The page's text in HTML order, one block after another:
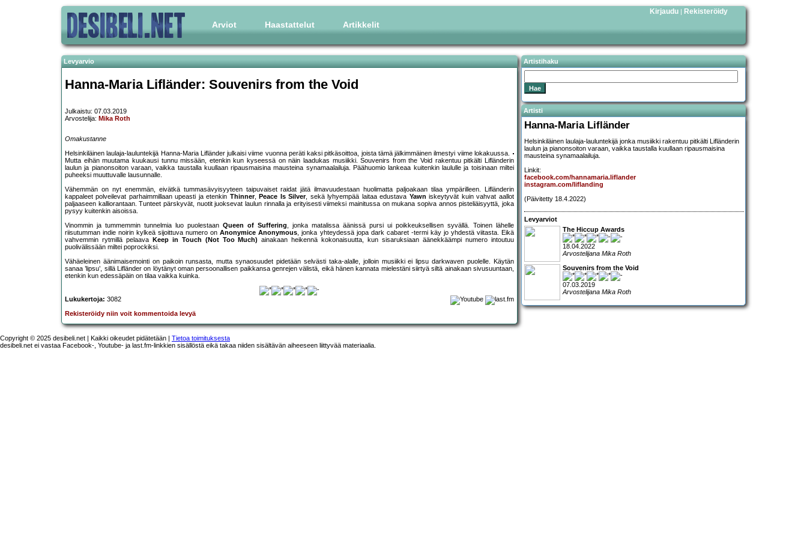
Arviot Haastattelut Artikkelit
Kirjaudu | Rekisteröidy
Levyarvio
Hanna-Maria Lifländer: Souvenirs from the Void
Julkaistu: 07.03.2019
Arvostelija: Mika Roth
Omakustanne
Helsinkiläinen laulaja-lauluntekijä Hanna-Maria Lifländer julkaisi viime vuonna peräti kaksi pitkäsoittoa, joista tämä jälkimmäinen ilmestyi viime lokakuussa.
Mutta eihän muutama kuukausi tunnu missään, etenkin kun kyseessä on näin laadukas musiikki. Souvenirs from the Void rakentuu pitkälti Lifländerin
laulun ja pianonsoiton varaan, vaikka taustalla kuullaan ripausmaisina mausteina synamaalailuja. Päähuomio lankeaa kuitenkin laululle ja toisinaan miltei
puheeksi muuttuvalle lausunnalle.
Vähemmän on nyt enemmän, eivätkä tummasävyisyyteen taipuvaiset raidat jätä ilmavuudestaan huolimatta paljoakaan tilaa ympärilleen. Lifländerin
kappaleet polveilevat parhaimmillaan upeasti ja etenkin Thinner, Peace Is Silver, sekä lyhyempää laitaa edustava Yawn iskeytyvät kuin vahvat aallot
paljaaseen kalliorantaan. Tunteet pärskyvät, nuotit juoksevat laulun rinnalla ja erityisesti viimeksi mainitussa on mukana sopiva annos pisteliäisyyttä, joka
pysyy kuitenkin aisoissa.
Vinommin ja tummemmin tunnelmia luo puolestaan Queen of Suffering, jonka matalissa äänissä pursi ui poikkeuksellisen syvällä. Toinen lähelle
riisutumman indie noirin kylkeä sijoittuva numero onAnonymice Anonymous, jonka yhteydessä jopa dark cabaret -termi käy jo yhdestä viitasta. Eikä
vahvemmin rytmillä pelaava
Keep in Touch (Not Too Much) ainakaan heikennä kokonaisuutta, kun sisaruksiaan äänekkäämpi numero intoutuu
puolivälissään miltei poprockiksi.
Vähäeleinen äänimaisemointi on paikoin runsasta, mutta synaosuudet pidetään selvästi taka-alalle, jolloin musiikki ei lipsu darkwaven puolelle. Käytän
sanaa ’lipsu’, sillä Lifländer on löytänyt oman persoonallisen paikkansa genrejen välistä, eikä hänen kannata mielestäni siirtyä siltä ainakaan sivusuuntaan,
etenkin kun edessäpäin on tilaa vaikka kuinka.
Lukukertoja: 3082
Rekisteröidy niin voit kommentoida levyä
Artistihaku
Artisti
Hanna-Maria Lifländer
Helsinkiläinen laulaja-lauluntekijä jonka musiikki rakentuu pitkälti Lifländerin
laulun ja pianonsoiton varaan, vaikka taustalla kuullaan ripausmaisina
mausteina synamaalailuja.
Linkit:
facebook.com/hannamaria.liflander
instagram.com/liflanding
(Päivitetty 18.4.2022)
Levyarviot
The Hiccup Awards
18.04.2022
Arvostelijana Mika Roth
Souvenirs from the Void
07.03.2019
Arvostelijana Mika Roth
Copyright © 2025 desibeli.net | Kaikki oikeudet pidätetään | Tietoa toimituksesta
desibeli.net ei vastaa Facebook-, Youtube- ja last.fm-linkkien sisällöstä eikä takaa niiden sisältävän aiheeseen liittyvää materiaalia.